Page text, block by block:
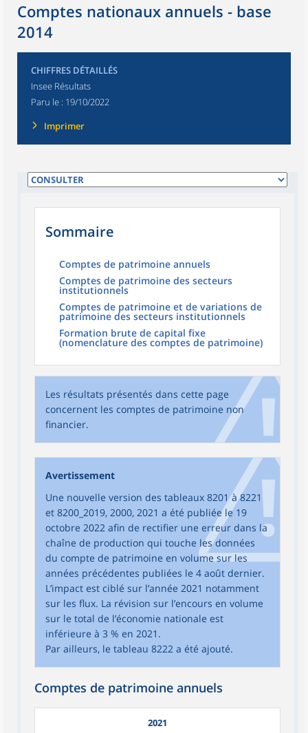
Comptes nationaux annuels - base
2014
CHIFFRES DÉTAILLÉS
Insee Résultats
Paru le : 19/10/2022
Imprimer
Sommaire
Comptes de patrimoine annuels
Comptes de patrimoine des secteurs
institutionnels
Comptes de patrimoine et de variations de
patrimoine des secteurs institutionnels
Formation brute de capital fixe
(nomenclature des comptes de patrimoine)
Les résultats présentés dans cette page
concernent les comptes de patrimoine non
financier.
Avertissement
Une nouvelle version des tableaux 8201 à 8221
et 8200_2019, 2000, 2021 a été publiée le 19
octobre 2022 afin de rectifier une erreur dans la
chaîne de production qui touche les données
du compte de patrimoine en volume sur les
années précédentes publiées le 4 août dernier.
L’impact est ciblé sur l’année 2021 notamment
sur les flux. La révision sur l’encours en volume
sur le total de l’économie nationale est
inférieure à 3 % en 2021.
Par ailleurs, le tableau 8222 a été ajouté.
Comptes de patrimoine annuels
2021